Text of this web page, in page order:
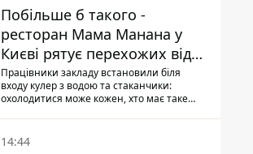
Побільше б такого -
ресторан Мама Манана у
Києві рятує перехожих від
спеки
Працівники закладу встановили біля
входу кулер з водою та стаканчики:
охолодитися може кожен, хто має таке
14:44